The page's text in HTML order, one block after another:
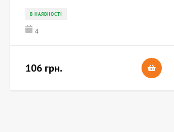
В НАЯВНОСТІ
4
106 грн.